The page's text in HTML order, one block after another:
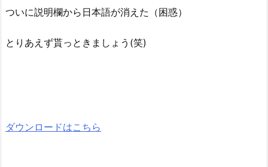
ついに説明欄から日本語が消えた（困惑）
とりあえず貰っときましょう(笑)
ダウンロードはこちら